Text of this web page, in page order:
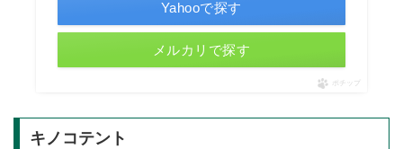
Yahooで探す
メルカリで探す
ポチップ
キノコテント